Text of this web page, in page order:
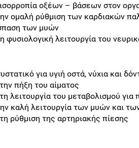
ισορροπία οξέων – βάσεων στον
ομαλή ρύθμιση των καρδιακών
των μυών
φυσιολογική λειτουργία του
για υγιή οστά, νύχια και
πήξη του αίματος
λειτουργία του μεταβολισμού
καλή λειτουργία των μυών και
ρύθμιση της αρτηριακής πίεσης